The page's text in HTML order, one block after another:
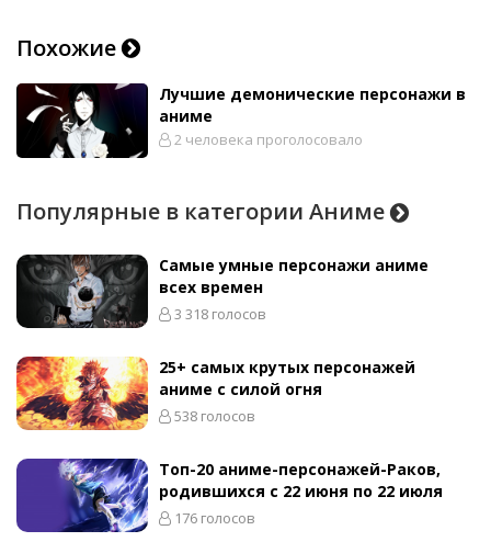
Похожие
Лучшие демонические персонажи в
аниме
2 человека проголосовало
Популярные в категории Аниме
Самые умные персонажи аниме
всех времен
3 318 голосов
25+ самых крутых персонажей
аниме с силой огня
538 голосов
Топ-20 аниме-персонажей-Раков,
родившихся с 22 июня по 22 июля
176 голосов